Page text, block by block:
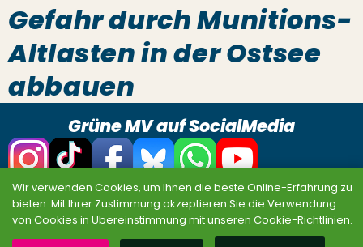
Gefahr durch Munitions-
Altlasten in der Ostsee
abbauen
Grüne MV auf SocialMedia
Datenschutz Impressum Sitemap
Wir verwenden Cookies, um Ihnen die beste Online-Erfahrung zu
bieten. Mit Ihrer Zustimmung akzeptieren Sie die Verwendung
von Cookies in Übereinstimmung mit unseren Cookie-Richtlinien.